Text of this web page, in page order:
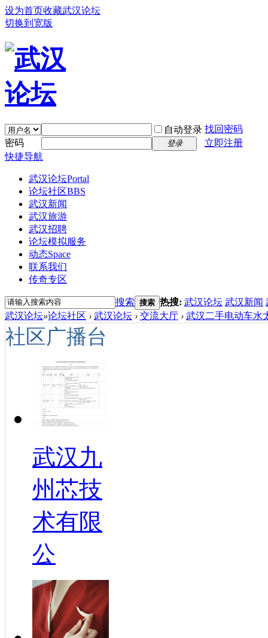
设为首页收藏武汉论坛
切换到宽版
自动登录 找回密码
密码
登录
立即注册
快捷导航
武汉论坛Portal
论坛社区BBS
武汉新闻
武汉旅游
武汉招聘
论坛模拟服务
动态Space
联系我们
传奇专区
搜索 搜索 热搜: 武汉论坛 武汉新闻
武汉论坛»论坛社区 › 武汉论坛 › 交流大厅 › 武汉二手电动车水
社区广播台
武汉九
州芯技
术有限
公